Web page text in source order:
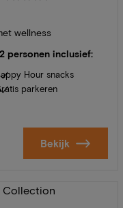
wellness
personen inclusief:
Hour snacks
parkeren
Bekijk